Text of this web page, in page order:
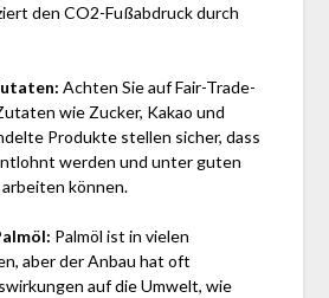
den CO2-Fußabdruck durch
Achten Sie auf Fair-Trade-
wie Zucker, Kakao und
Produkte stellen sicher, dass
werden und unter guten
können.
Palmöl ist in vielen
aber der Anbau hat oft
auf die Umwelt, wie